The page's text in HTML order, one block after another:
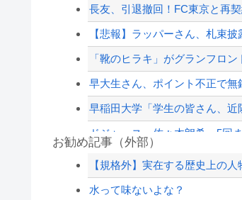
長友、引退撤回！FC東京
【悲報】ラッパーさん、札束
「靴のヒラキ」がグランフロ
早大生さん、ポイント不正で
早稲田大学「学生の皆さん、近
ドジャース・佐々木朗希、5回
【朗報】見せブラ、流行る。
ジャンポケ斎藤と代理人のや
お勧め記事（外部）
【規格外】実在する歴史上の
水って味ないよな？